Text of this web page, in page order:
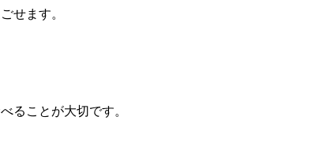
せます。
ることが大切です。